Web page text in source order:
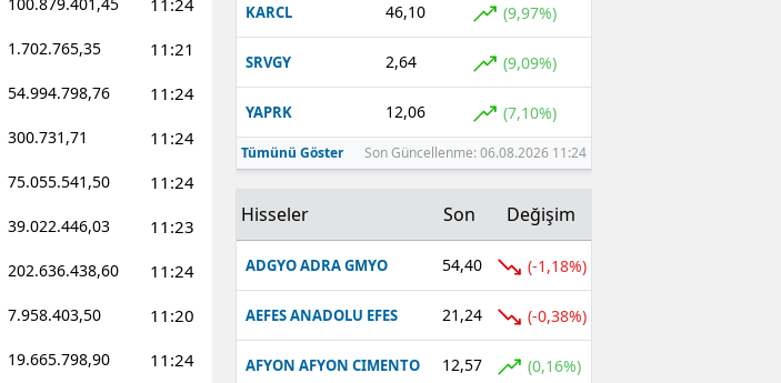
100.879.401,45 11:24
1.702.765,35 11:21
54.994.798,76 11:24
300.731,71 11:24
75.055.541,50 11:24
39.022.446,03 11:23
202.636.438,60 11:24
7.958.403,50 11:20
19.665.798,90 11:24
KARCL 46,10 (9,97%)
SRVGY 2,64 (9,09%)
YAPRK 12,06 (7,10%)
Tümünü Göster Son Güncellenme: 06.08.2026 11:24
Hisseler Son Değişim
ADGYO ADRA GMYO 54,40 (-1,18%)
AEFES ANADOLU EFES 21,24 (-0,38%)
AFYON AFYON CIMENTO 12,57 (0,16%)